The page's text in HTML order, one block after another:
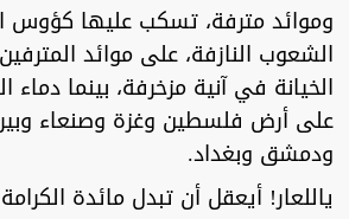
وموائد مترفة، تسكب عليها كؤوس
الشعوب النازفة، على موائد
الخيانة في آنية مزخرفة، بينما
على أرض فلسطين وغزة وصنعاء
ودمشق وبغداد.
ياللعار! أيعقل أن تبدل مائدة